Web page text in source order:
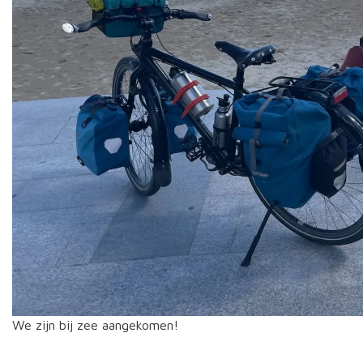
We zijn bij zee aangekomen!